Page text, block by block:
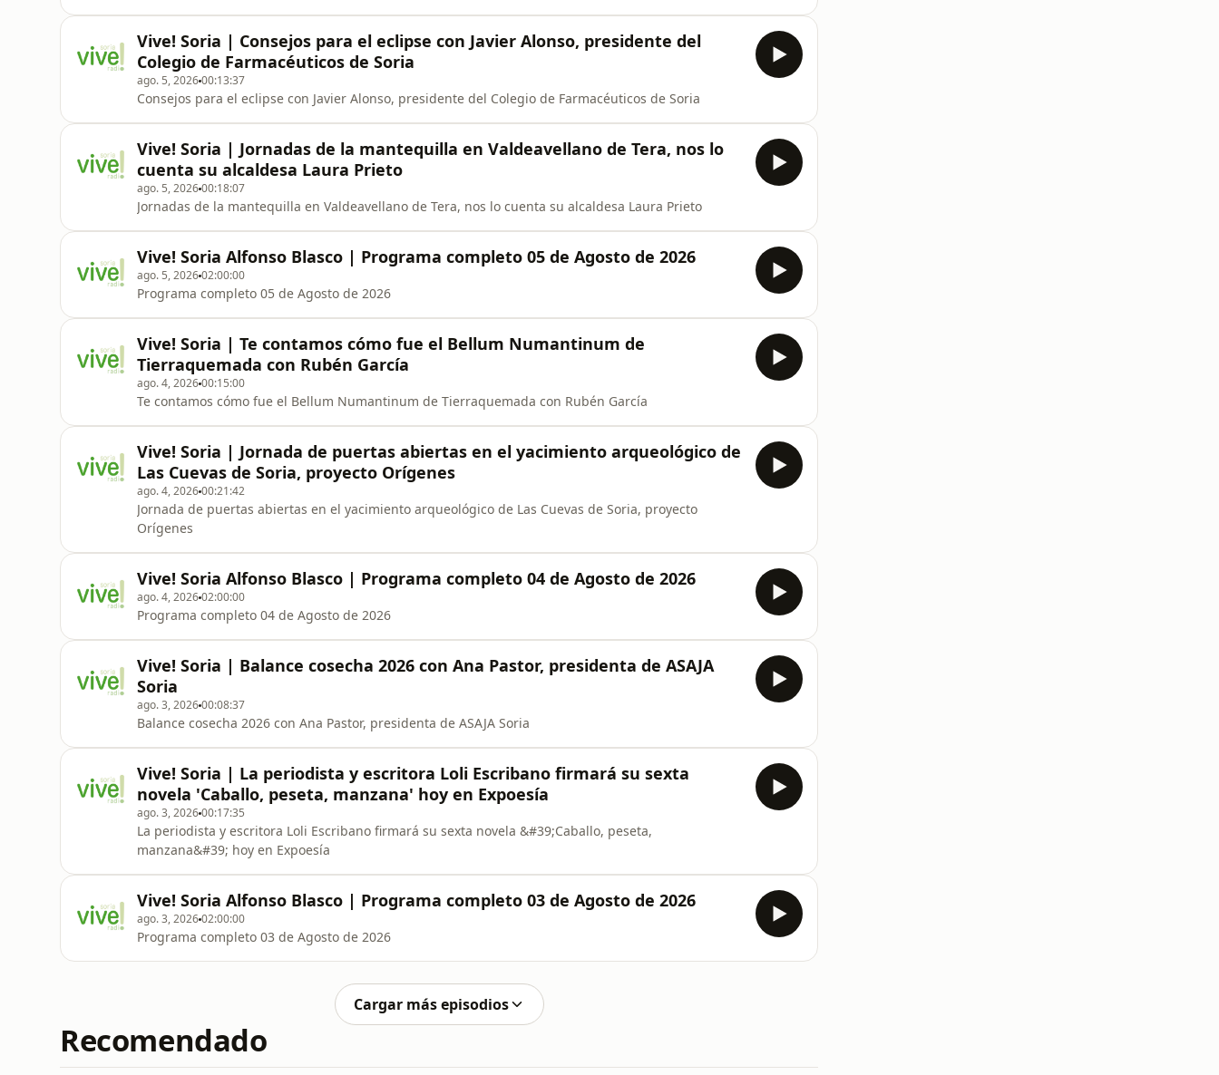
Vive! Soria | Consejos para el eclipse con Javier Alonso, presidente del
Colegio de Farmacéuticos de Soria
ago. 5, 202600:13:37
Consejos para el eclipse con Javier Alonso, presidente del Colegio de Farmacéuticos de Soria
Vive! Soria | Jornadas de la mantequilla en Valdeavellano de Tera, nos lo
cuenta su alcaldesa Laura Prieto
ago. 5, 202600:18:07
Jornadas de la mantequilla en Valdeavellano de Tera, nos lo cuenta su alcaldesa Laura Prieto
Vive! Soria Alfonso Blasco | Programa completo 05 de Agosto de 2026
ago. 5, 202602:00:00
Programa completo 05 de Agosto de 2026
Vive! Soria | Te contamos cómo fue el Bellum Numantinum de
Tierraquemada con Rubén García
ago. 4, 202600:15:00
Te contamos cómo fue el Bellum Numantinum de Tierraquemada con Rubén García
Vive! Soria | Jornada de puertas abiertas en el yacimiento arqueológico de
Las Cuevas de Soria, proyecto Orígenes
ago. 4, 202600:21:42
Jornada de puertas abiertas en el yacimiento arqueológico de Las Cuevas de Soria, proyecto
Orígenes
Vive! Soria Alfonso Blasco | Programa completo 04 de Agosto de 2026
ago. 4, 202602:00:00
Programa completo 04 de Agosto de 2026
Vive! Soria | Balance cosecha 2026 con Ana Pastor, presidenta de ASAJA
Soria
ago. 3, 202600:08:37
Balance cosecha 2026 con Ana Pastor, presidenta de ASAJA Soria
Vive! Soria | La periodista y escritora Loli Escribano firmará su sexta
novela 'Caballo, peseta, manzana' hoy en Expoesía
ago. 3, 202600:17:35
La periodista y escritora Loli Escribano firmará su sexta novela &#39;Caballo, peseta,
manzana&#39; hoy en Expoesía
Vive! Soria Alfonso Blasco | Programa completo 03 de Agosto de 2026
ago. 3, 202602:00:00
Programa completo 03 de Agosto de 2026
Cargar más episodios
Recomendado